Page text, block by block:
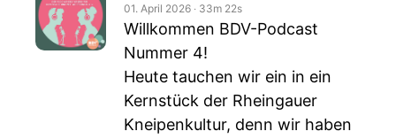
01. April 2026 ‧ 33m 22s
Willkommen BDV-Podcast
Nummer 4!
Heute tauchen wir ein in ein
Kernstück der Rheingauer
Kneipenkultur, denn wir haben